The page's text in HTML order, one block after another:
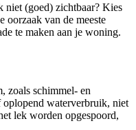
niet (goed) zichtbaar? Kies
oorzaak van de meeste
te maken aan je woning.
zoals schimmel- en
waterverbruik, niet
lek worden opgespoord,